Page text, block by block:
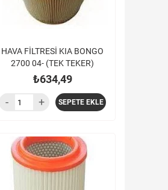
HAVA FİLTRESİ KIA BONGO
2700 04- (TEK TEKER)
₺634,49
SEPETE EKLE